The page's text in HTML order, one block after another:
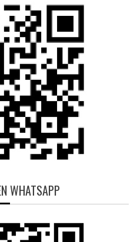
WHATSAPP